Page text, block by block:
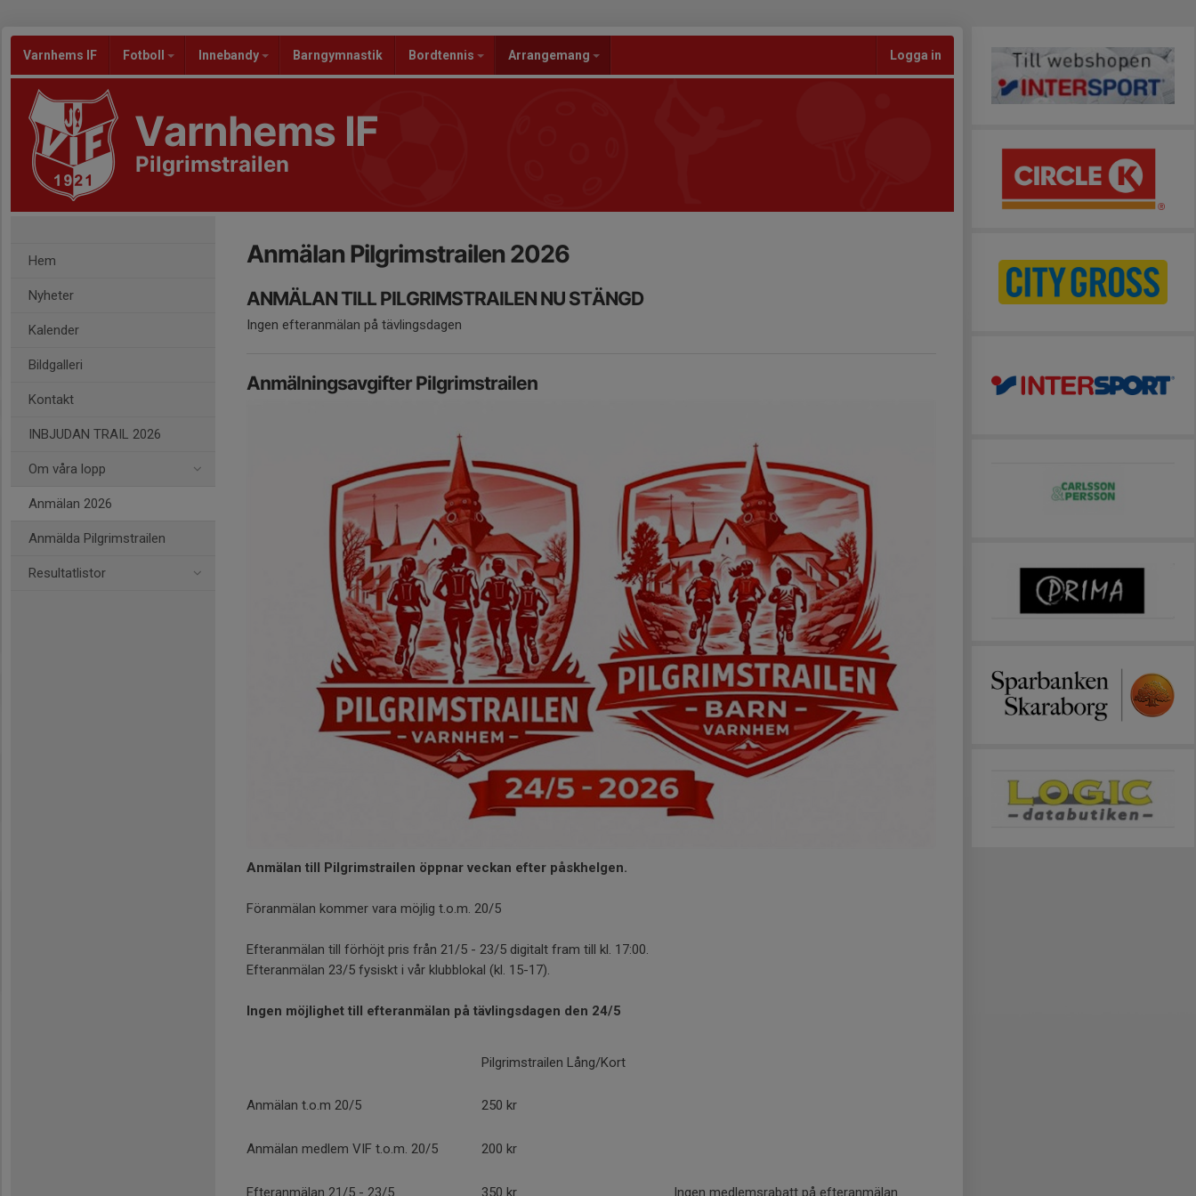
Varnhems IF Fotboll Innebandy Barngymnastik Bordtennis Arrangemang Logga in
Varnhems IF
Pilgrimstrailen
Hem
Nyheter
Kalender
Bildgalleri
Kontakt
INBJUDAN TRAIL 2026
Om våra lopp
Anmälan 2026
Anmälda Pilgrimstrailen
Resultatlistor
Anmälan Pilgrimstrailen 2026
ANMÄLAN TILL PILGRIMSTRAILEN NU STÄNGD
Ingen efteranmälan på tävlingsdagen
Anmälningsavgifter Pilgrimstrailen
Anmälan till Pilgrimstrailen öppnar veckan efter påskhelgen.
Föranmälan kommer vara möjlig t.o.m. 20/5
Efteranmälan till förhöjt pris från 21/5 - 23/5 digitalt fram till kl. 17:00.
Efteranmälan 23/5 fysiskt i vår klubblokal (kl. 15-17).
Ingen möjlighet till efteranmälan på tävlingsdagen den 24/5
Pilgrimstrailen Lång/Kort
Anmälan t.o.m 20/5 250 kr
Anmälan medlem VIF t.o.m. 20/5 200 kr
Efteranmälan 21/5 - 23/5 350 kr Ingen medlemsrabatt på efteranmälan